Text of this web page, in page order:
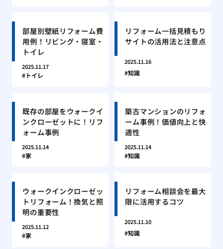
部屋別壁紙リフォーム費
用例！リビング・寝室・
トイレ
2025.11.17
トイレ
リフォーム一括見積もり
サイトの活用法と注意点
2025.11.16
知識
既存の部屋をウォークイ
ンクローゼットに！リフ
ォーム事例
2025.11.14
家
築古マンションのリフォ
ーム事例！価値向上と快
適性
2025.11.14
知識
ウォークインクローゼッ
トリフォーム！換気と照
明の重要性
2025.11.12
家
リフォーム相談会を最大
限に活用するコツ
2025.11.10
知識